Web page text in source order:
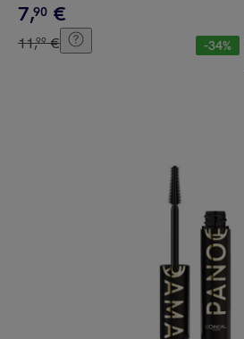
7,90 €
11,99 € -34%